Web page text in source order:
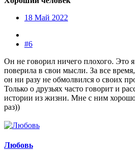
18 Май 2022
#6
Он не говорил ничего плохого. Это
поверила в свои мысли. За все
он ни разу не обмолвился о своих
Только о друзьях часто говорит и
истории из жизни. Мне с ним
раз))
Любовь